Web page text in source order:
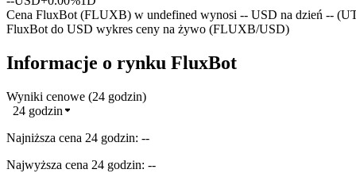
Cena FluxBot (FLUXB) w undefined wynosi -- USD na dzień --
FluxBot do USD wykres ceny na żywo (FLUXB/USD)
Informacje o rynku FluxBot
Wyniki cenowe (24 godzin)
24 godzin
Najniższa cena 24 godzin: --
Najwyższa cena 24 godzin: --